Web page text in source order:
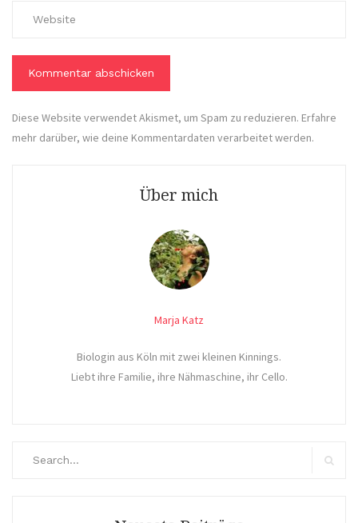
Diese Website verwendet Akismet, um Spam zu reduzieren. Erfahre
mehr darüber, wie deine Kommentardaten verarbeitet werden.
Über mich
Marja Katz
Biologin aus Köln mit zwei kleinen Kinnings.
Liebt ihre Familie, ihre Nähmaschine, ihr Cello.